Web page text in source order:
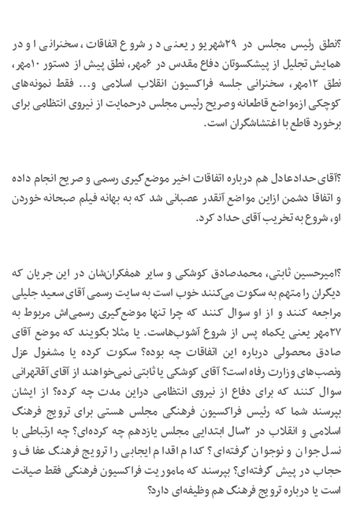
?نطق رئیس مجلس در ۲۹شهریور یعنی در شروع اتفاقات، سخنرانی او در
همایش تجلیل از پیشکسوتان دفاع مقدس در ۶مهر، نطق پیش از دستور ۱۰مهر،
نطق ۱۲مهر، سخنرانی جلسه فراکسیون انقلاب اسلامی و… فقط نمونه‌های
کوچکی ازمواضع قاطعانه وصریح رئیس مجلس درحمایت از نیروی انتظامی برای
برخورد قاطع با اغتشاشگران است.
?آقای حدادعادل هم درباره اتفاقات اخیر موضع‌گیری رسمی و صریح انجام داده
و اتفاقا دشمن ازاین مواضع آنقدر عصبانی شد که به بهانه فیلم صبحانه خوردن
او، شروع به تخریب آقای حداد کرد.
?امیرحسین ثابتی، محمدصادق کوشکی و سایر همفکران‌شان در این جریان که
دیگران را متهم به سکوت می‌کنند خوب است به سایت رسمی آقای سعید جلیلی
مراجعه کنند و از او سوال کنند که چرا تنها موضع‌گیری رسمی‌اش مربوط به
۲۷مهر یعنی یکماه پس از شروع آشوب‌هاست. یا مثلا بگویند که موضع آقای
صادق محصولی درباره این اتفاقات چه بوده؟ سکوت کرده یا مشغول عزل
ونصب‌های وزارت رفاه است؟ آقای کوشکی یا ثابتی نمی‌خواهند از آقای آقاتهرانی
سوال کنند که برای دفاع از نیروی انتظامی دراین مدت چه کرده؟ از ایشان
بپرسند شما که رئیس فراکسیون فرهنگی مجلس هستی برای ترویج فرهنگ
اسلامی و انقلاب در ۲سال ابتدایی مجلس یازدهم چه کرده‌ای؟ چه ارتباطی با
نسل جوان و نوجوان گرفته‌ای؟ کدام اقدام ایجابی را ترویج فرهنگ عفاف و
حجاب در پیش گرفته‌ای؟ بپرسند که ماموریت فراکسیون فرهنگی فقط صیانت
است یا درباره ترویج فرهنگ هم وظیفه‌ای دارد؟